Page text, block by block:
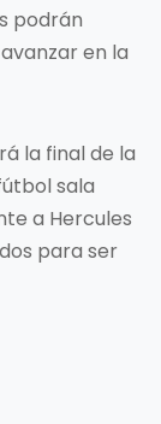
podrán
en la
la final de la
sala
a Hercules
para ser